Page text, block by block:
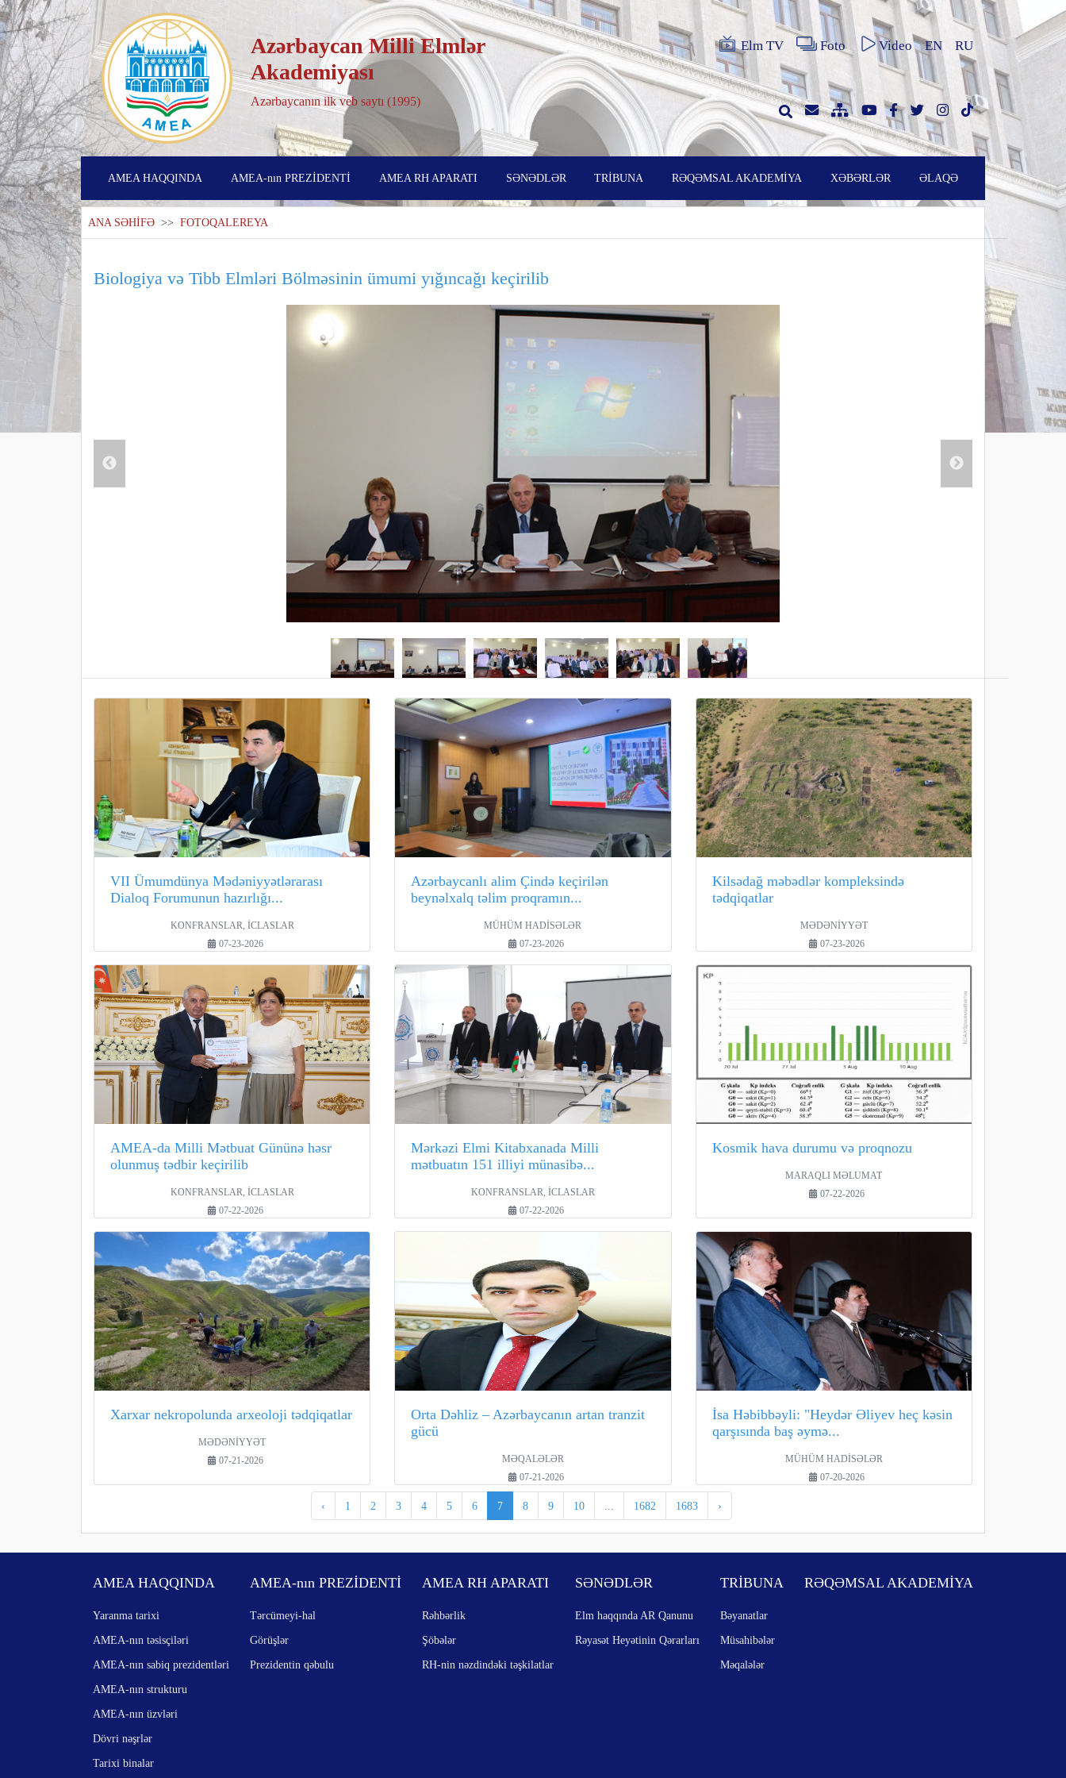
Azərbaycan Milli Elmlər
Akademiyası
Azərbaycanın ilk veb saytı (1995)
Elm TV Foto Video EN RU
AMEA HAQQINDA AMEA-nın PREZİDENTİ AMEA RH APARATI SƏNƏDLƏR TRİBUNA RƏQƏMSAL AKADEMİYA XƏBƏRLƏR ƏLAQƏ
ANA SƏHİFƏ >> FOTOQALEREYA
Biologiya və Tibb Elmləri Bölməsinin ümumi yığıncağı keçirilib
VII Ümumdünya Mədəniyyətlərarası
Dialoq Forumunun hazırlığı...
KONFRANSLAR, İCLASLAR
07-23-2026
Azərbaycanlı alim Çində keçirilən
beynəlxalq təlim proqramın...
MÜHÜM HADİSƏLƏR
07-23-2026
Kilsədağ məbədlər kompleksində
tədqiqatlar
MƏDƏNİYYƏT
07-23-2026
AMEA-da Milli Mətbuat Gününə həsr
olunmuş tədbir keçirilib
KONFRANSLAR, İCLASLAR
07-22-2026
Mərkəzi Elmi Kitabxanada Milli
mətbuatın 151 illiyi münasibə...
KONFRANSLAR, İCLASLAR
07-22-2026
Kosmik hava durumu və proqnozu
MARAQLI MƏLUMAT
07-22-2026
Xarxar nekropolunda arxeoloji tədqiqatlar
MƏDƏNİYYƏT
07-21-2026
Orta Dəhliz – Azərbaycanın artan tranzit
gücü
MƏQALƏLƏR
07-21-2026
İsa Həbibbəyli: "Heydər Əliyev heç kəsin
qarşısında baş əymə...
MÜHÜM HADİSƏLƏR
07-20-2026
‹ 1 2 3 4 5 6 7 8 9 10 1682 1683 ›
AMEA HAQQINDA
Yaranma tarixi
AMEA-nın təsisçiləri
AMEA-nın sabiq prezidentləri
AMEA-nın strukturu
AMEA-nın üzvləri
Dövri nəşrlər
Tarixi binalar
AMEA-nın PREZİDENTİ
Tərcümeyi-hal
Görüşlər
Prezidentin qəbulu
AMEA RH APARATI
Rəhbərlik
Şöbələr
RH-nin nəzdindəki təşkilatlar
SƏNƏDLƏR
Elm haqqında AR Qanunu
Rəyasət Heyətinin Qərarları
TRİBUNA
Bəyanatlar
Müsahibələr
Məqalələr
RƏQƏMSAL AKADEMİYA